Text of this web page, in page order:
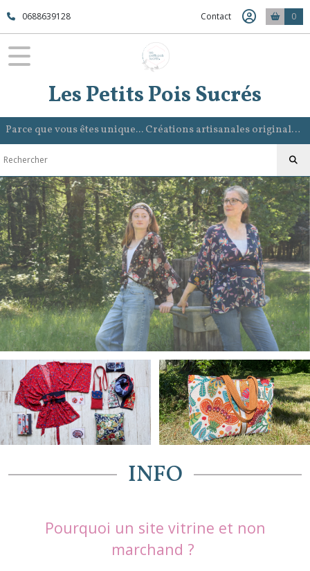
0688639128 Contact 0
Les Petits Pois Sucrés
Parce que vous êtes unique... Créations artisanales originales et intemporelles
INFO
Pourquoi un site vitrine et non
marchand ?